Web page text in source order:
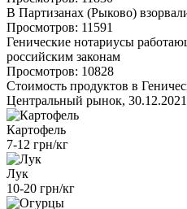
В Партизанах (Рыково)
Просмотров: 11591
Генические нотариусы
российским законам
Просмотров: 10828
Стоимость продуктов в
Центральный рынок, 30.12.2021
Картофель
7-12 грн/кг
Лук
10-20 грн/кг